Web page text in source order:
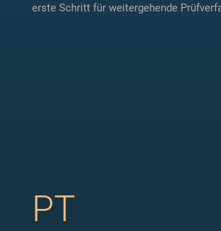
erste Schritt für weitergehende
PT